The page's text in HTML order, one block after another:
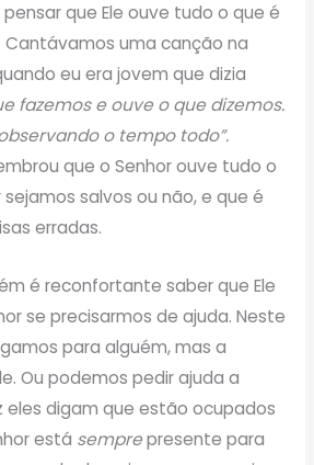
que Ele ouve tudo o que é
uma canção na
eu era jovem que dizia
fazemos e ouve o que dizemos.
o tempo todo”.
que o Senhor ouve tudo o
salvos ou não, e que é
erradas.
é reconfortante saber que Ele
se precisarmos de ajuda. Neste
para alguém, mas a
Ou podemos pedir ajuda a
eles digam que estão ocupados
está semprepresente para